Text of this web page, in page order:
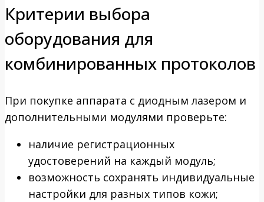
Критерии выбора
оборудования для
комбинированных протоколов
При покупке аппарата с диодным лазером и
дополнительными модулями проверьте:
наличие регистрационных
удостоверений на каждый модуль;
возможность сохранять индивидуальные
настройки для разных типов кожи;